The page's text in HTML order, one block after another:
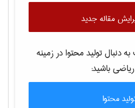
مقاله جدید
تولید محتوا در زمینه
رياضیباشید:
محتوا